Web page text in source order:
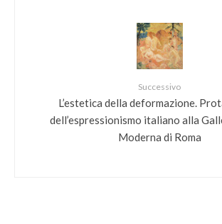
Successivo
L’estetica della deformazione.
dell’espressionismo italiano alla
Moderna di Roma